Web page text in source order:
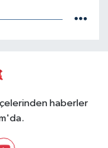
haberler